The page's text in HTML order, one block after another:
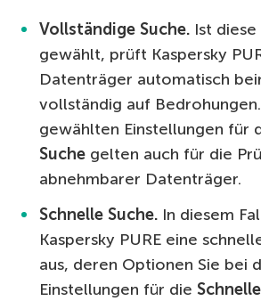
Vollständige Suche. Ist
gewählt, prüft Kaspersky
Datenträger automatisch
vollständig auf
gewählten Einstellungen für
Suche gelten auch für die
abnehmbarer Datenträger.
Schnelle Suche. In diesem
Kaspersky PURE eine
aus, deren Optionen Sie bei
Einstellungen für die